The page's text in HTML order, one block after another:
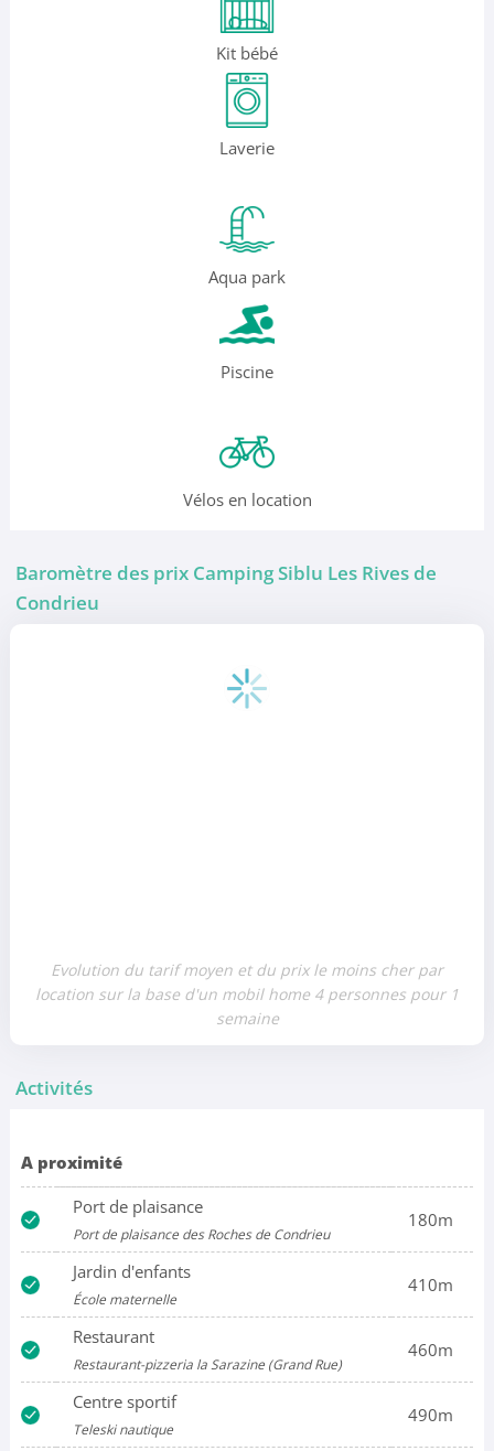
Kit bébé
Laverie
Aqua park
Piscine
Vélos en location
Baromètre des prix Camping Siblu Les Rives de
Condrieu
Evolution du tarif moyen et du prix le moins cher par
location sur la base d'un mobil home 4 personnes pour 1
semaine
Activités
A proximité
Port de plaisance
Port de plaisance des Roches de Condrieu
180m
Jardin d'enfants
École maternelle
410m
Restaurant
Restaurant-pizzeria la Sarazine (Grand Rue)
460m
Centre sportif
Teleski nautique
490m